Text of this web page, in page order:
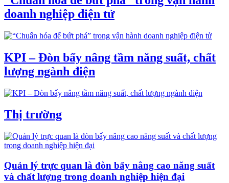
doanh nghiệp điện tử
KPI – Đòn bẩy nâng tầm năng suất, chất
lượng ngành điện
Thị trường
Quản lý trực quan là đòn bẩy nâng cao năng suất
và chất lượng trong doanh nghiệp hiện đại